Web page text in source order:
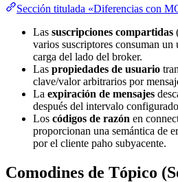
Sección titulada «Diferencias con
Las suscripciones compartidas
varios suscriptores consuman
carga del lado del broker.
Las propiedades de usuario
clave/valor arbitrarios por
La expiración de mensajes
después del intervalo
Los códigos de razón en
proporcionan una semántica de
por el cliente paho subyacente.
Comodines de Tópico